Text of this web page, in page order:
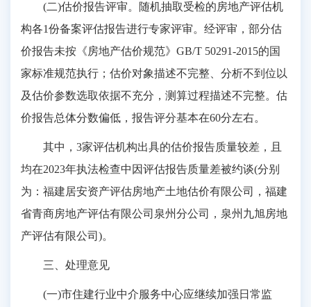
(二)估价报告评审。随机抽取受检的房地产评估机
构各1份备案评估报告进行专家评审。经评审，部分估
价报告未按《房地产估价规范》GB/T 50291-2015的国
家标准规范执行；估价对象描述不完整、分析不到位以
及估价参数选取依据不充分，测算过程描述不完整。估
价报告总体分数偏低，报告评分基本在60分左右。
其中，3家评估机构出具的估价报告质量较差，且
均在2023年执法检查中因评估报告质量差被约谈(分别
为：福建居安资产评估房地产土地估价有限公司，福建
省青商房地产评估有限公司泉州分公司，泉州九旭房地
产评估有限公司)。
三、处理意见
(一)市住建行业中介服务中心应继续加强日常监